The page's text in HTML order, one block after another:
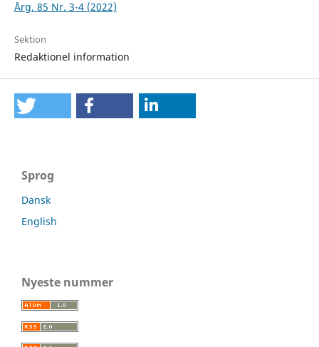
Årg. 85 Nr. 3-4 (2022)
Sektion
Redaktionel information
Sprog
Dansk
English
Nyeste nummer